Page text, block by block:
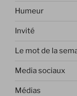
Humeur
Invité
Le mot de la
Media sociaux
Médias